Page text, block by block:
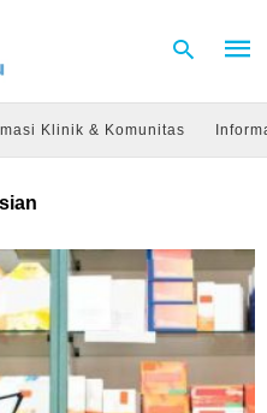
and
hit
Klinik & Komunitas